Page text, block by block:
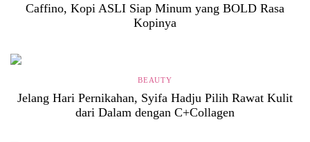
Caffino, Kopi ASLI Siap Minum yang BOLD Rasa
Kopinya
BEAUTY
Jelang Hari Pernikahan, Syifa Hadju Pilih Rawat Kulit
dari Dalam dengan C+Collagen